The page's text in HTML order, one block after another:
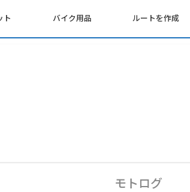
ト バイク用品 ルートを作成
モトログ